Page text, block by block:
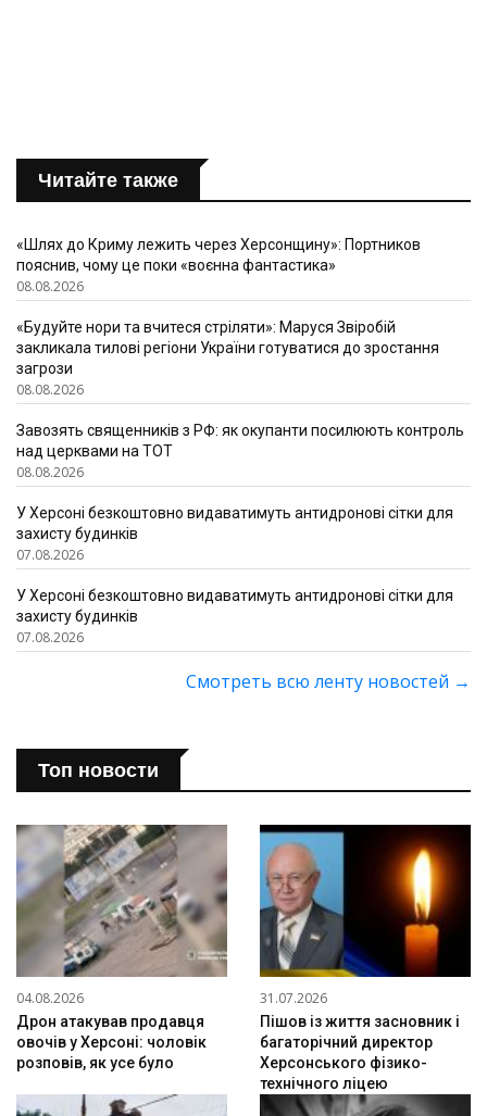
Читайте также
«Шлях до Криму лежить через Херсонщину»: Портников
пояснив, чому це поки «воєнна фантастика»
08.08.2026
«Будуйте нори та вчитеся стріляти»: Маруся Звіробій
закликала тилові регіони України готуватися до зростання
загрози
08.08.2026
Завозять священників з РФ: як окупанти посилюють контроль
над церквами на ТОТ
08.08.2026
У Херсоні безкоштовно видаватимуть антидронові сітки для
захисту будинків
07.08.2026
У Херсоні безкоштовно видаватимуть антидронові сітки для
захисту будинків
07.08.2026
Смотреть всю ленту новостей →
Топ новости
04.08.2026
Дрон атакував продавця
овочів у Херсоні: чоловік
розповів, як усе було
31.07.2026
Пішов із життя засновник і
багаторічний директор
Херсонського фізико-
технічного ліцею